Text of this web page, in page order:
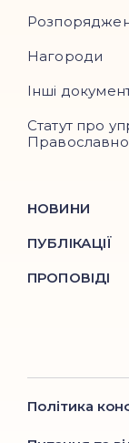
Нагороди
Інші
Статут про
НОВИНИ
ПУБЛІКАЦІЇ
ПРОПОВІДІ
Політика